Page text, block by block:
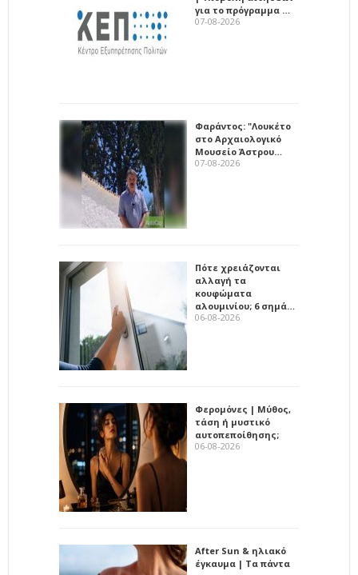
για το πρόγραμμα …
07-08-2026
Φαράντος: "Λουκέτο
στο Αρχαιολογικό
Μουσείο Άστρου…
07-08-2026
Πότε χρειάζονται
αλλαγή τα
κουφώματα
αλουμινίου; 6 σημά…
06-08-2026
Φερομόνες | Μύθος,
τάση ή μυστικό
αυτοπεποίθησης;
06-08-2026
After Sun & ηλιακό
έγκαυμα | Τα πάντα